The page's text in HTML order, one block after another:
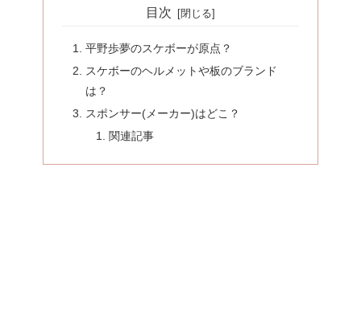
目次
平野歩夢のスケボーが原点？
スケボーのヘルメットや板のブランド
は？
スポンサー(メーカー)はどこ？
関連記事